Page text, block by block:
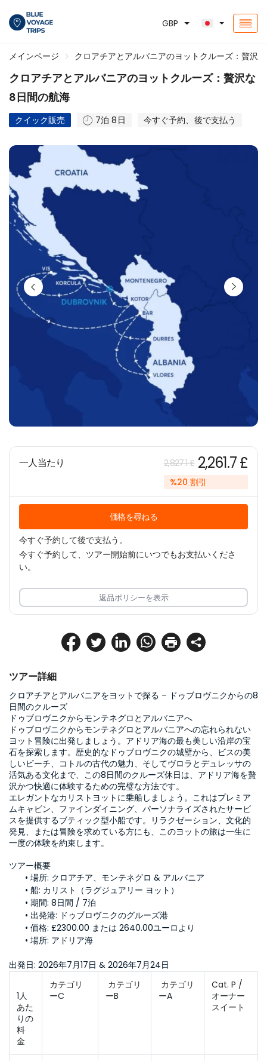
GBP
メインページ クロアチアとアルバニアのヨットクルーズ：贅沢
クロアチアとアルバニアのヨットクルーズ：贅沢な
8日間の航海
クイック販売 7泊 8日 今すぐ予約、後で支払う
ツアー詳細
クロアチアとアルバニアをヨットで探る – ドゥブロヴニクからの8
日間のクルーズ
ドゥブロヴニクからモンテネグロとアルバニアへ
ドゥブロヴニクからモンテネグロとアルバニアへの忘れられない
ヨット冒険に出発しましょう。アドリア海の最も美しい沿岸の宝
石を探索します。歴史的なドゥブロヴニクの城壁から、ビスの美
しいビーチ、コトルの古代の魅力、そしてヴロラとデュレッサの
活気ある文化まで、この8日間のクルーズ休日は、アドリア海を贅
沢かつ快適に体験するための完璧な方法です。
エレガントなカリストヨットに乗船しましょう。これはプレミア
ムキャビン、ファインダイニング、パーソナライズされたサービ
スを提供するブティック型小船です。リラクゼーション、文化的
発見、または冒険を求めている方にも、このヨットの旅は一生に
一度の体験を約束します。
ツアー概要
場所: クロアチア、モンテネグロ & アルバニア
船: カリスト（ラグジュアリー ヨット）
期間: 8日間 / 7泊
出発港: ドゥブロヴニクのグルーズ港
価格: £2300.00 または 2640.00ユーロより
場所: アドリア海
出発日: 2026年7月17日 & 2026年7月24日
1人
あた
りの
料
金
カテゴリ
ーC
カテゴリ
ーB
カテゴリ
ーA
Cat. P /
オーナー
スイート
一人当たり 2,827.1 £ 2,261.7 £
%20 割引
価格を尋ねる
今すぐ予約して後で支払う。
今すぐ予約して、ツアー開始前にいつでもお支払いくださ
い。
返品ポリシーを表示